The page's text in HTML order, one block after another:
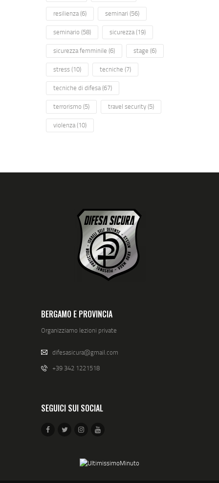
resilienza(6) seminari (56)
seminario (58) sicurezza(19)
sicurezza femminile (6) stage (6)
stress(10) tecniche (7)
tecniche di difesa(67)
terrorismo (5) travel security(5)
violenza(10)
BERGAMO E PROVINCIA
Organizziamo lezioni private
difesasicura@gmail.com
+39 342 1221518
SEGUICI SUI SOCIAL